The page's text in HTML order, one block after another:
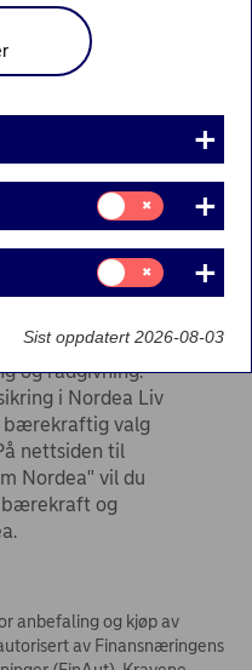
vi gir deg er
produkter.
Dødsfall, Alvorlig
anbefaling
dine
er det viktig at du
med rådgiver for å
og rådgivning.
i Nordea Liv
bærekraftig valg
nettsiden til
Nordea" vil du
bærekraft og
anbefaling og kjøp av
av Finansnæringens
Samtykke
til:
Statistikk
Samtykke
til:
Markedsføring
Sist oppdatert 2026-08-03